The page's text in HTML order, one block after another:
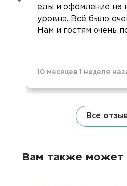
еды и офомление на
уровне. Всё было
Нам и гостям очень
10 месяцев 1 неделя
Все
Вам также может